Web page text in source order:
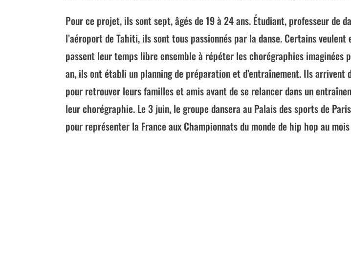
Pour ce projet, ils sont sept, âgés de 19 à 24 ans. Étudiant, professeur de
l’aéroport de Tahiti, ils sont tous passionnés par la danse. Certains
passent leur temps libre ensemble à répéter les chorégraphies imaginées
an, ils ont établi un planning de préparation et d’entraînement. Ils arrivent
pour retrouver leurs familles et amis avant de se relancer dans un
leur chorégraphie. Le 3 juin, le groupe dansera au Palais des sports de
pour représenter la France aux Championnats du monde de hip hop au mois